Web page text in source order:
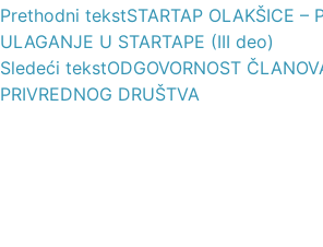
Prethodni tekstSTARTAP OLAKŠICE –
ULAGANJE U STARTAPE (III deo)
Sledeći tekstODGOVORNOST
PRIVREDNOG DRUŠTVA